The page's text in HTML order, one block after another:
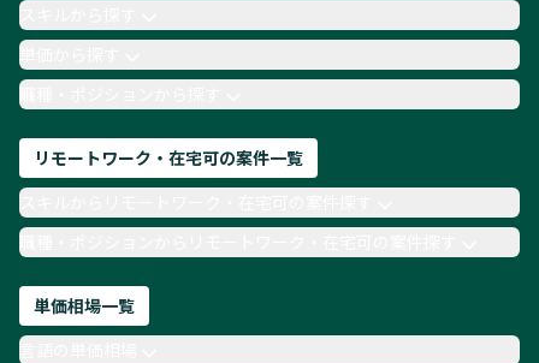
AIエンジニア
Webデザイナー
月収100万円 業務委託
COBOL
Ruby
TypeScript
Laravel AWS
単価から探す
職種・ポジションから探す
リモートワーク・在宅可の案件一覧
職種・ポジションからリモートワーク・在宅可の案件探す
単価相場一覧